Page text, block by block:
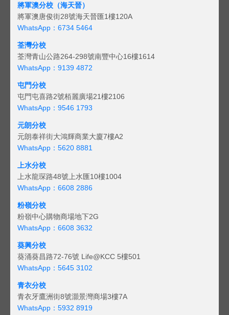
將軍澳分校（海天晉）
將軍澳唐俊街28號海天晉匯1樓120A
WhatsApp：6734 5464
荃灣分校
荃灣青山公路264-298號南豐中心16樓1614
WhatsApp：9139 4872
屯門分校
屯門屯喜路2號栢麗廣場21樓2106
WhatsApp：9546 1793
元朗分校
元朗泰祥街大鴻輝商業大廈7樓A2
WhatsApp：5620 8881
上水分校
上水龍琛路48號上水匯10樓1004
WhatsApp：6608 2886
粉嶺分校
粉嶺中心購物商場地下2G
WhatsApp：6608 3632
葵興分校
葵涌葵昌路72-76號 Life@KCC 5樓501
WhatsApp：5645 3102
青衣分校
青衣牙鷹洲街8號灝景灣商場3樓7A
WhatsApp：5932 8919